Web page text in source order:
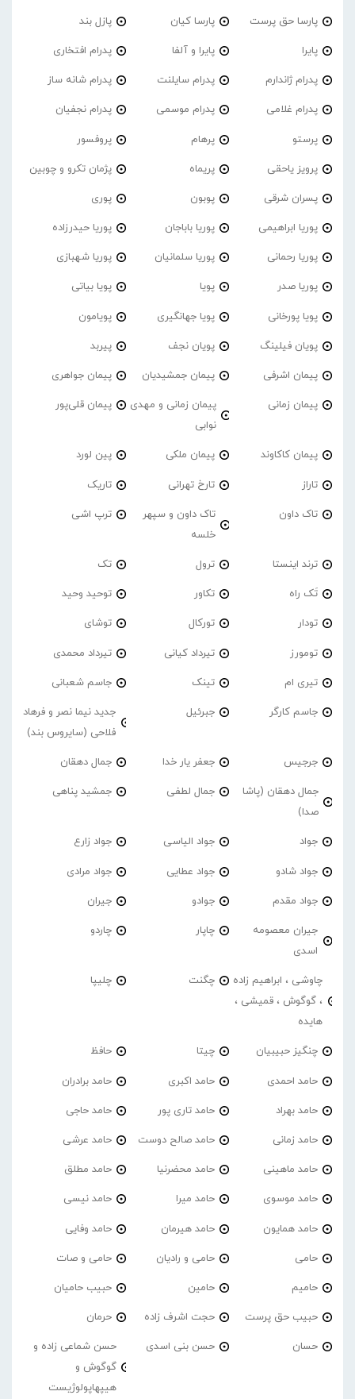
پارسا حق پرست پارسا کیان پازل بند
پایرا پایرا و آلفا پدرام افتخاری
پدرام ژاندارم پدرام‌ سایلنت پدرام شانه ساز
پدرام غلامی پدرام موسمی پدرام نجفیان
پرستو پرهام پروفسور
پرویز یاحقی پریماه پژمان تکرو و چوبین
پسران شرقی پوبون پوری
پوریا ابراهیمی پوریا باباجان پوریا حیدرزاده
پوریا رحمانی پوریا سلمانیان پوریا شهبازی
پوریا صدر پویا پویا بیاتی
پویا پورخانی پویا جهانگیری پویامون
پویان فیلینگ پویان نجف پیربد
پیمان اشرفی پیمان جمشیدیان پیمان جواهری
پیمان زمانی
پیمان زمانی و مهدی
نوابی
پیمان قلی‌پور
پیمان کاکاوند پیمان ملکی پین لورد
تاراز تارخ تهرانی تاریک
تاک داون
تاک داون و سپهر
خلسه
ترپ اشی
ترند اینستا ترول تک
تَک راه تکاور توحید وحید
تودار تورکال توشای
تومورز تیرداد کیانی تیرداد محمدی
تیری ام تینک جاسم شعبانی
جاسم کارگر جبرئیل
جدید نیما نصر و فرهاد
فلاحی (سایروس بند)
جرجیس جعفر یار خدا جمال دهقان
جمال دهقان (پاشا
صدا)
جمال لطفی جمشید پناهی
جواد جواد الیاسی جواد زارع
جواد شادو جواد عطایی جواد مرادی
جواد مقدم جوادو جیران
جیران معصومه
اسدی
چاپار چاردو
چاوشی ، ابراهیم زاده
، گوگوش ، قمیشی ،
هایده
چگنت چلیپا
چنگیز حبیبیان چیتا حافظ
حامد احمدی حامد اکبری حامد برادران
حامد بهراد حامد تاری پور حامد حاجی
حامد زمانی حامد صالح دوست حامد عرشی
حامد ماهینی حامد محضرنیا حامد مطلق
حامد موسوی حامد میرا حامد نیسی
حامد همایون حامد هیرمان حامد وفایی
حامی حامی و رادیان حامی و صات
حامیم حامین حبیب حامیان
حبیب حق پرست حجت اشرف زاده حرمان
حسان حسن بنی اسدی
حسن شماعی زاده و
گوگوش و
هیپهاپولوژیست